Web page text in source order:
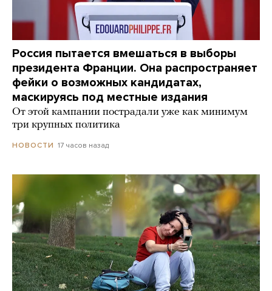
Россия пытается вмешаться в выборы
президента Франции. Она распространяет
фейки о возможных кандидатах,
маскируясь под местные издания
От этой кампании пострадали уже как минимум
три крупных политика
НОВОСТИ 17 часов назад